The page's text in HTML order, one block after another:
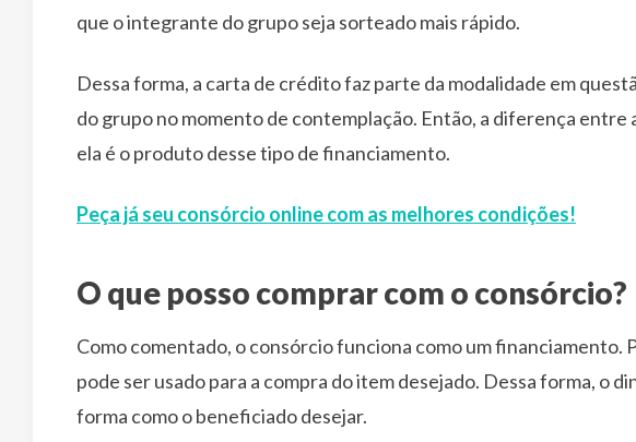
que o integrante do grupo seja sorteado mais rápido.
Dessa forma, a carta de crédito faz parte da modalidade em
do grupo no momento de contemplação. Então, a diferença entre
ela é o produto desse tipo de financiamento.
Peça já seu consórcio online com as melhores condições!
O que posso comprar com o consórcio?
Como comentado, o consórcio funciona como um financiamento.
pode ser usado para a compra do item desejado. Dessa forma, o
forma como o beneficiado desejar.